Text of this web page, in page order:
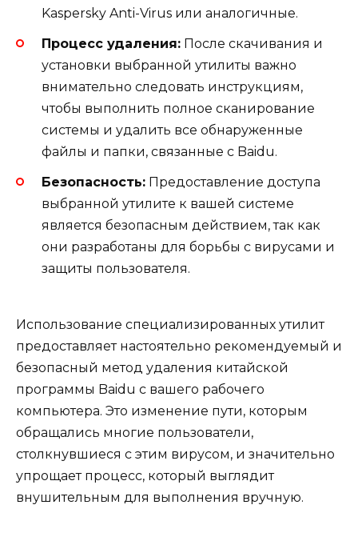
Kaspersky Anti-Virus или аналогичные.
Процесс удаления: После скачивания и
установки выбранной утилиты важно
внимательно следовать инструкциям,
чтобы выполнить полное сканирование
системы и удалить все обнаруженные
файлы и папки, связанные с Baidu.
Безопасность: Предоставление доступа
выбранной утилите к вашей системе
является безопасным действием, так как
они разработаны для борьбы с вирусами и
защиты пользователя.
Использование специализированных утилит
предоставляет настоятельно рекомендуемый и
безопасный метод удаления китайской
программы Baidu с вашего рабочего
компьютера. Это изменение пути, которым
обращались многие пользователи,
столкнувшиеся с этим вирусом, и значительно
упрощает процесс, который выглядит
внушительным для выполнения вручную.